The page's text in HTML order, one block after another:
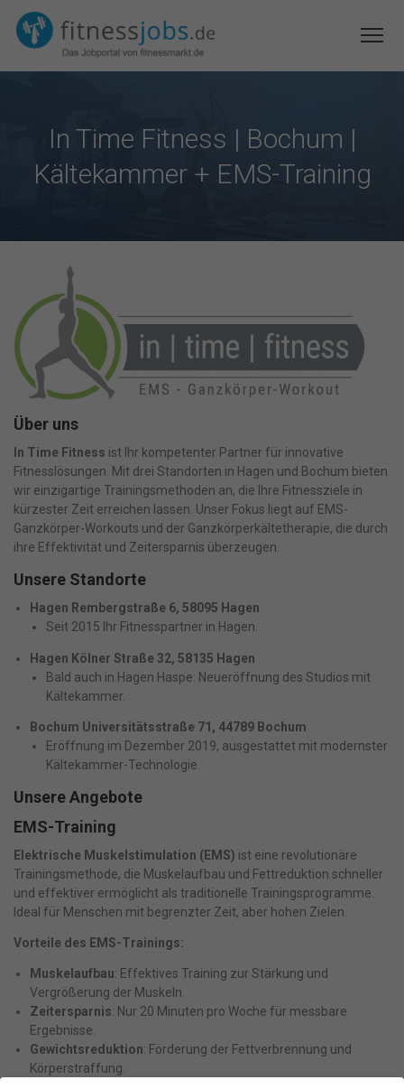
In Time Fitness | Bochum |
Kältekammer + EMS-Training
Über uns
In Time Fitness ist Ihr kompetenter Partner für innovative
Fitnesslösungen. Mit drei Standorten in Hagen und Bochum bieten
wir einzigartige Trainingsmethoden an, die Ihre Fitnessziele in
kürzester Zeit erreichen lassen. Unser Fokus liegt auf EMS-
Ganzkörper-Workouts und der Ganzkörperkältetherapie, die durch
ihre Effektivität und Zeitersparnis überzeugen.
Unsere Standorte
Hagen Rembergstraße 6, 58095 Hagen
Seit 2015 Ihr Fitnesspartner in Hagen.
Hagen Kölner Straße 32, 58135 Hagen
Bald auch in Hagen Haspe: Neueröffnung des Studios mit
Kältekammer.
Bochum Universitätsstraße 71, 44789 Bochum
Eröffnung im Dezember 2019, ausgestattet mit modernster
Kältekammer-Technologie.
Unsere Angebote
EMS-Training
Elektrische Muskelstimulation (EMS) ist eine revolutionäre
Trainingsmethode, die Muskelaufbau und Fettreduktion schneller
und effektiver ermöglicht als traditionelle Trainingsprogramme.
Ideal für Menschen mit begrenzter Zeit, aber hohen Zielen.
Vorteile des EMS-Trainings:
Muskelaufbau: Effektives Training zur Stärkung und
Vergrößerung der Muskeln.
Zeitersparnis: Nur 20 Minuten pro Woche für messbare
Ergebnisse.
Gewichtsreduktion: Förderung der Fettverbrennung und
Körperstraffung.